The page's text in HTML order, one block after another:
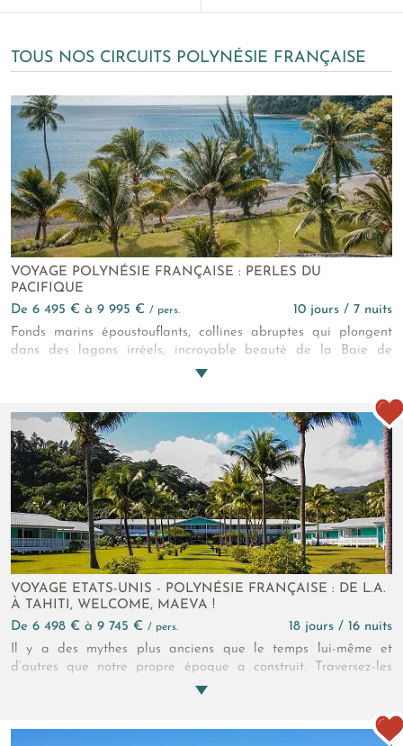
TOUS NOS CIRCUITS POLYNÉSIE FRANÇAISE
VOYAGE POLYNÉSIE FRANÇAISE : PERLES DU
PACIFIQUE
de 6 495 € à 9 995 € / pers.
10 jours / 7 nuits
Fonds marins époustouflants, collines abruptes qui plongent
dans des lagons irréels, incroyable beauté de la Baie de
Cook… Il faut avoir vu la Polynésie au moins une fois dans sa
VOYAGE ETATS-UNIS - POLYNÉSIE FRANÇAISE : DE L.A.
À TAHITI, WELCOME, MAEVA !
de 6 498 € à 9 745 € / pers.
18 jours / 16 nuits
Il y a des mythes plus anciens que le temps lui-même et
d’autres que notre propre époque a construit. Traversez-les
tous dans ce surprenant combiné Los Angeles - Tahiti. Nous
californien et douceur d’un merveilleux voyage en Polynésie en